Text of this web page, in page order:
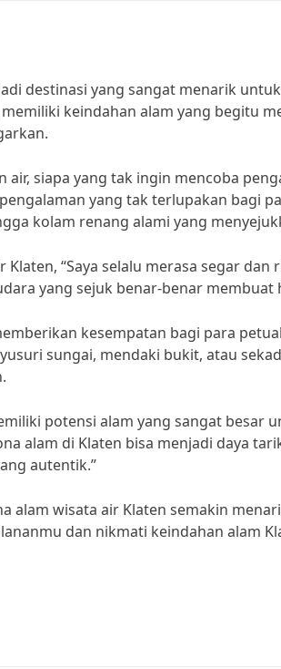
destinasi yang sangat menarik
keindahan alam yang begitu
siapa yang tak ingin mencoba
yang tak terlupakan bagi
kolam renang alami yang
“Saya selalu merasa segar dan
yang sejuk benar-benar membuat
kesempatan bagi para
sungai, mendaki bukit, atau
potensi alam yang sangat besar
alam di Klaten bisa menjadi daya
autentik.”
alam wisata air Klaten semakin
dan nikmati keindahan alam